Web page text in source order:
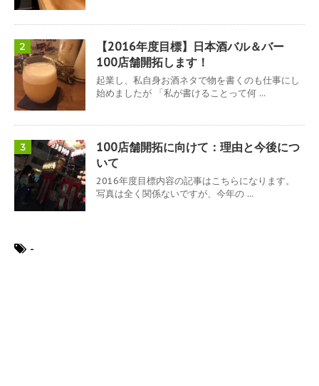
2
【2016年度目標】日本酒バル＆バー
100店舗開拓します！
起業し、私自身お酒ネタで物を書くのも仕事にし
始めましたが 「私が書けることって何 ...
3
100店舗開拓に向けて：理由と今後につ
いて
2016年度目標内容の記事はこちらになります。
写真は全く関係ないですが、今年の ...
-